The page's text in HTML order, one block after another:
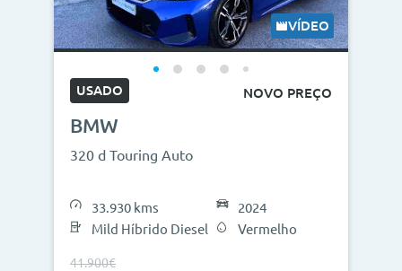
VÍDEO
USADO NOVO PREÇO
BMW
320 d Touring Auto
33.930 kms
Mild Híbrido Diesel
2024
Vermelho
41.900€